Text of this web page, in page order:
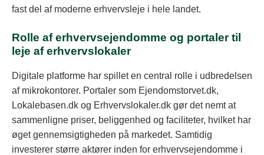
fast del af moderne erhvervsleje i hele landet.
Rolle af erhvervsejendomme og portaler til
leje af erhvervslokaler
Digitale platforme har spillet en central rolle i udbredelsen
af mikrokontorer. Portaler som Ejendomstorvet.dk,
Lokalebasen.dk og Erhvervslokaler.dk gør det nemt at
sammenligne priser, beliggenhed og faciliteter, hvilket har
øget gennemsigtigheden på markedet. Samtidig
investerer større aktører inden for erhvervsejendomme i